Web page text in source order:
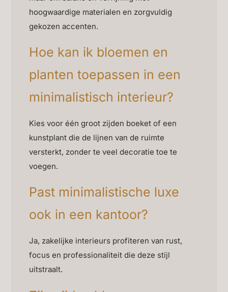
hoogwaardige materialen en zorgvuldig
gekozen accenten.
Hoe kan ik bloemen en
planten toepassen in een
minimalistisch interieur?
Kies voor één groot zijden boeket of een
kunstplant die de lijnen van de ruimte
versterkt, zonder te veel decoratie toe te
voegen.
Past minimalistische luxe
ook in een kantoor?
Ja, zakelijke interieurs profiteren van rust,
focus en professionaliteit die deze stijl
uitstraalt.